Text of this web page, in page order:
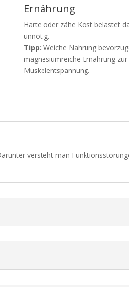
Ernährung
Harte oder zähe Kost belastet
unnötig.
Tipp: Weiche Nahrung
magnesiumreiche Ernährung zur
Muskelentspannung.
versteht man